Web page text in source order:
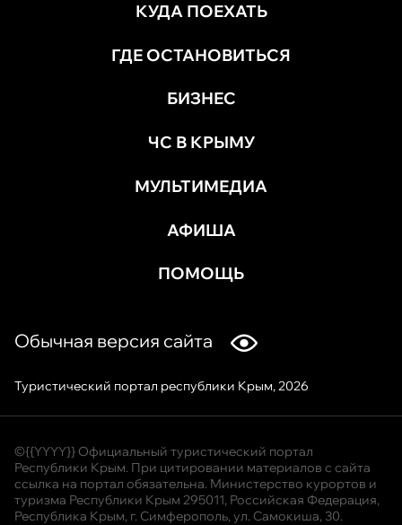
КУДА ПОЕХАТЬ
ГДЕ ОСТАНОВИТЬСЯ
БИЗНЕС
ЧС В КРЫМУ
МУЛЬТИМЕДИА
АФИША
ПОМОЩЬ
Обычная версия сайта
Туристический портал республики Крым, 2026
©{{YYYY}} Официальный туристический портал
Республики Крым. При цитировании материалов с сайта
ссылка на портал обязательна. Министерство курортов и
туризма Республики Крым 295011, Российская Федерация,
Республика Крым, г. Симферополь, ул. Самокиша, 30.